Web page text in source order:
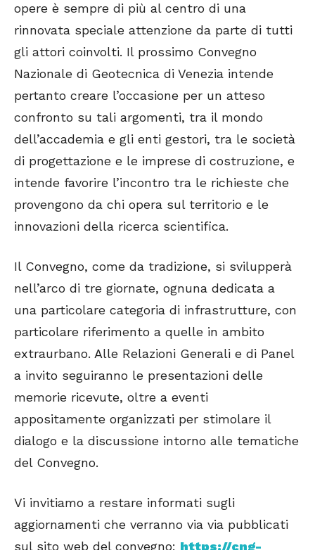
opere è sempre di più al centro di una
rinnovata speciale attenzione da parte di tutti
gli attori coinvolti. Il prossimo Convegno
Nazionale di Geotecnica di Venezia intende
pertanto creare l’occasione per un atteso
confronto su tali argomenti, tra il mondo
dell’accademia e gli enti gestori, tra le società
di progettazione e le imprese di costruzione, e
intende favorire l’incontro tra le richieste che
provengono da chi opera sul territorio e le
innovazioni della ricerca scientifica.
Il Convegno, come da tradizione, si svilupperà
nell’arco di tre giornate, ognuna dedicata a
una particolare categoria di infrastrutture, con
particolare riferimento a quelle in ambito
extraurbano. Alle Relazioni Generali e di Panel
a invito seguiranno le presentazioni delle
memorie ricevute, oltre a eventi
appositamente organizzati per stimolare il
dialogo e la discussione intorno alle tematiche
del Convegno.
Vi invitiamo a restare informati sugli
aggiornamenti che verranno via via pubblicati
sul sito web del convegno: https://cng-